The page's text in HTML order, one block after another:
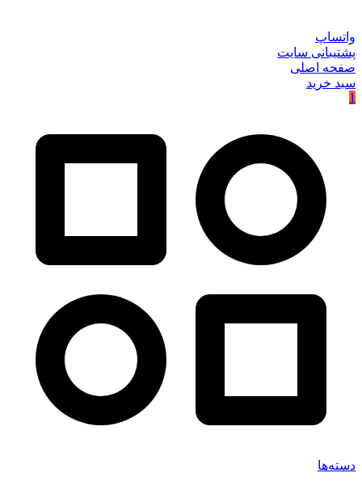
واتساپ
پشتیبانی سایت
صفحه اصلی
سبد خرید
1
دسته‌ها